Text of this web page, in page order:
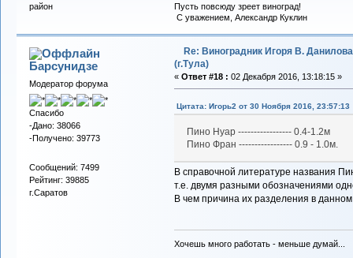
район
Пусть повсюду зреет виноград!
С уважением, Александр Куклин
Барсунидзе
Модератор форума
Спасибо
-Дано: 38066
-Получено: 39773
Сообщений: 7499
Рейтинг: 39885
г.Саратов
Re: Виноградник Игоря В. Данилова
(г.Тула)
« Ответ #18 : 02 Декабря 2016, 13:18:15 »
Цитата: Игорь2 от 30 Ноября 2016, 23:57:13
Пино Нуар ----------------- 0.4-1.2м
Пино Фран ----------------- 0.9 - 1.0м.
В справочной литературе названия
т.е. двумя разными обозначениями
В чем причина их разделения в
Хочешь много работать - меньше думай...